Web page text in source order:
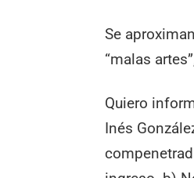
Se
“malas
Quiero
Inés